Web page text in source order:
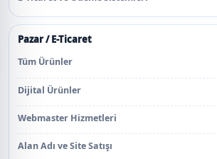
Pazar / E-Ticaret
Tüm Ürünler
Dijital Ürünler
Webmaster Hizmetleri
Alan Adı ve Site Satışı